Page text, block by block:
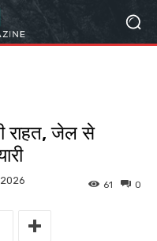
राहत, जेल से
0
61